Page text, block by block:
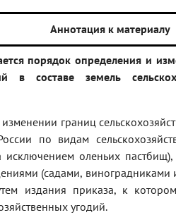
Аннотация к материалу
порядок определения и
в составе земель
границ
по видам
оленьих пастбищ),
(садами, виноградниками
издания приказа, к
угодий.